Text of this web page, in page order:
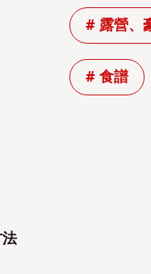
# 露營、
# 食譜